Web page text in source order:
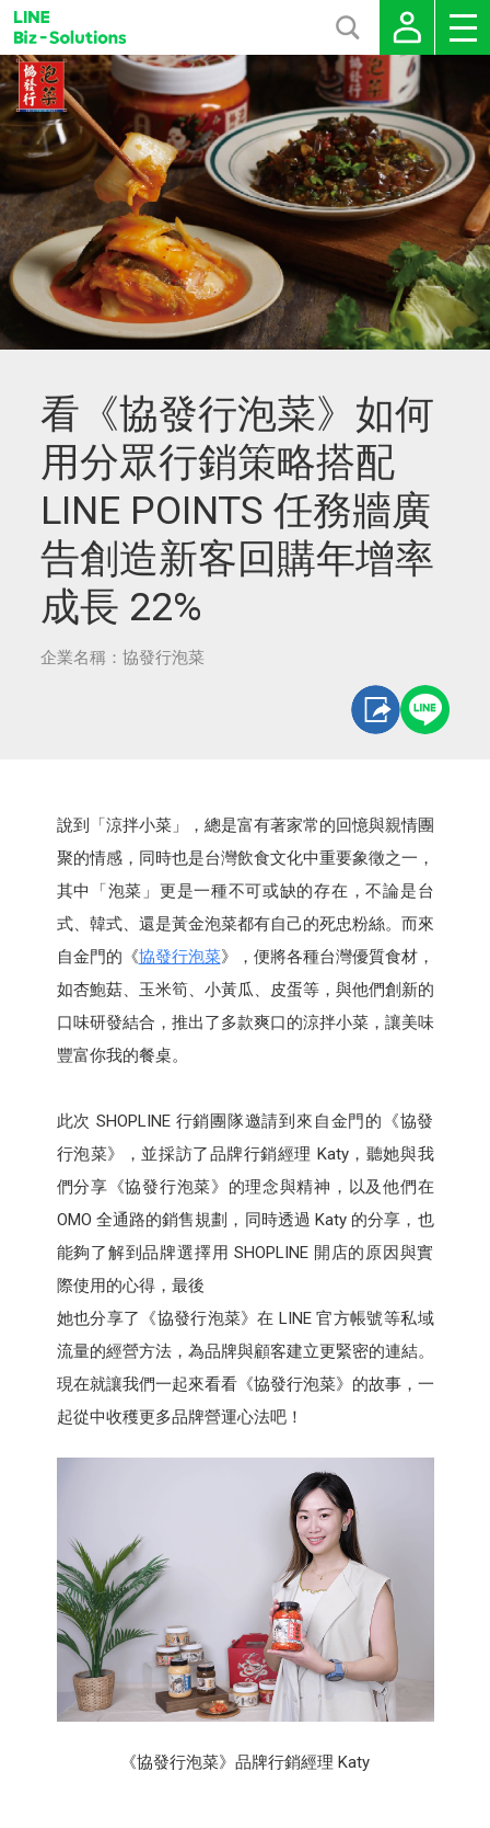
看《協發行泡菜》如何
用分眾行銷策略搭配
LINE POINTS 任務牆廣
告創造新客回購年增率
成長 22%
企業名稱：協發行泡菜
說到「涼拌小菜」，總是富有著家常的回憶與親情團
聚的情感，同時也是台灣飲食文化中重要象徵之一，
其中「泡菜」更是一種不可或缺的存在，不論是台
式、韓式、還是黃金泡菜都有自己的死忠粉絲。而來
自金門的《協發行泡菜》，便將各種台灣優質食材，
如杏鮑菇、玉米筍、小黃瓜、皮蛋等，與他們創新的
口味研發結合，推出了多款爽口的涼拌小菜，讓美味
豐富你我的餐桌。
此次 SHOPLINE 行銷團隊邀請到來自金門的《協發
行泡菜》，並採訪了品牌行銷經理 Katy，聽她與我
們分享《協發行泡菜》的理念與精神，以及他們在
OMO 全通路的銷售規劃，同時透過 Katy 的分享，也
能夠了解到品牌選擇用 SHOPLINE 開店的原因與實
際使用的心得，最後
她也分享了《協發行泡菜》在 LINE 官方帳號等私域
流量的經營方法，為品牌與顧客建立更緊密的連結。
現在就讓我們一起來看看《協發行泡菜》的故事，一
起從中收穫更多品牌營運心法吧！
《協發行泡菜》品牌行銷經理 Katy